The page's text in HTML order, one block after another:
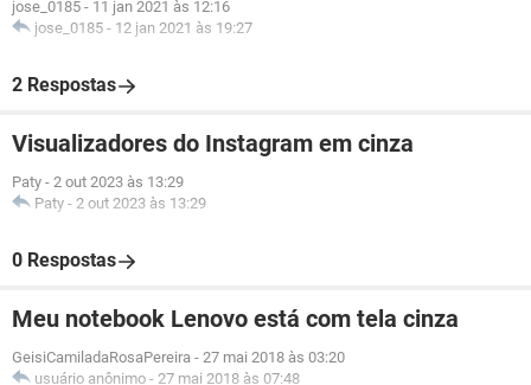
jose_0185 - 11 jan 2021 às 12:16
jose_0185 - 12 jan 2021 às 19:27
2 Respostas
Visualizadores do Instagram em cinza
Paty - 2 out 2023 às 13:29
Paty - 2 out 2023 às 13:29
0 Respostas
Meu notebook Lenovo está com tela cinza
GeisiCamiladaRosaPereira - 27 mai 2018 às 03:20
usuário anônimo - 27 mai 2018 às 07:48